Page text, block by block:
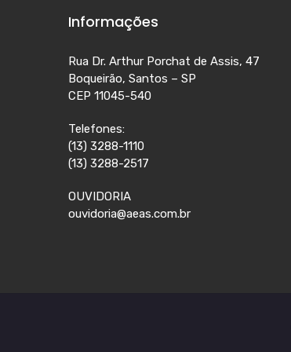
Informações
Rua Dr. Arthur Porchat de Assis, 47
Boqueirão, Santos – SP
CEP 11045-540
Telefones:
(13) 3288-1110
(13) 3288-2517
OUVIDORIA
ouvidoria@aeas.com.br